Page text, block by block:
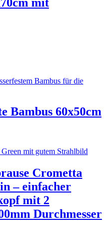
Bambus 60x50cm
Crometta
– einfacher
mit 2
Durchmesser